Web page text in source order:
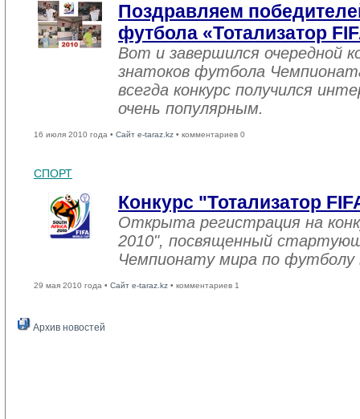
Поздравляем
футбола «Тотализатор
Вот и завершился очередной
знатоков футбола
всегда конкурс получился
очень популярным.
16 июля 2010 года • Сайт e-taraz.kz • комментариев 0
СПОРТ
Конкурс "Тотализатор
Открыта регистрация на
2010", посвященный
Чемпионату мира по
29 мая 2010 года • Сайт e-taraz.kz • комментариев 1
Архив новостей